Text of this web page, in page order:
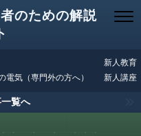
のための解説
電気（専門外の方へ）
新人教育
新人講座
覧へ